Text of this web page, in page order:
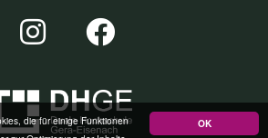
OK
die für einige Funktionen